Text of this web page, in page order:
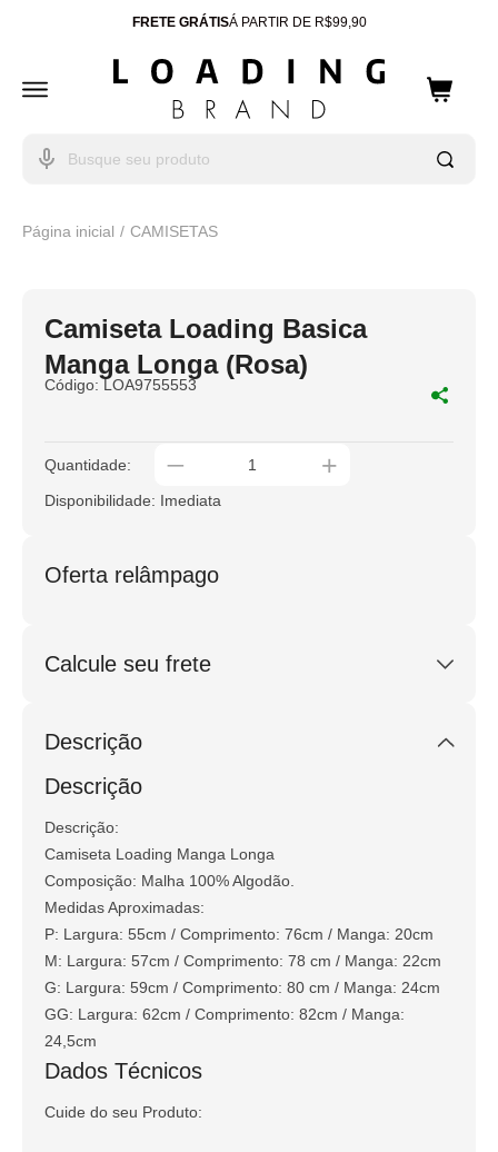
FRETE GRÁTISÁ PARTIR DE R$99,90
ENTREGA PARA TODO BRASIL
10% OFFCUPOM: WELCOME
Página inicial CAMISETAS
Camiseta Loading Basica
Manga Longa (Rosa)
Código:LOA9755553
Quantidade: _ +
Disponibilidade: Imediata
Oferta relâmpago
Calcule seu frete
Não sei meu CEP
Descrição
Descrição
Descrição:
Camiseta Loading Manga Longa
Composição: Malha 100% Algodão.
Medidas Aproximadas:
P: Largura: 55cm / Comprimento: 76cm / Manga: 20cm
M: Largura: 57cm / Comprimento: 78 cm / Manga: 22cm
G: Largura: 59cm / Comprimento: 80 cm / Manga: 24cm
GG: Largura: 62cm / Comprimento: 82cm / Manga:
24,5cm
Dados Técnicos
Cuide do seu Produto: